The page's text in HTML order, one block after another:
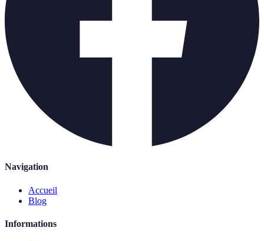
Navigation
Accueil
Blog
Informations